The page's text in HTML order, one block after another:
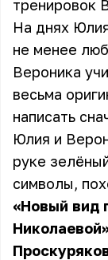
тренировок
На днях
не менее
Вероника
весьма
написать
Юлия и
руке
символы,
«Новый вид